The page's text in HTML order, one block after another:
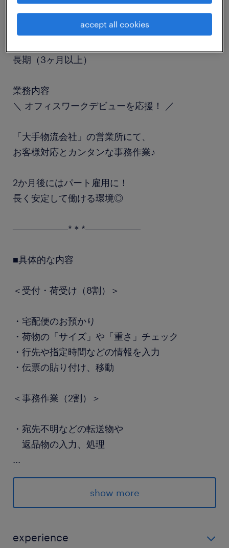
一般事務・OA事務
長期（3ヶ月以上）
業務内容
＼ オフィスワークデビューを応援！ ／
「大手物流会社」の営業所にて、
お客様対応とカンタンな事務作業♪
2か月後にはパート雇用に！
長く安定して働ける環境◎
――――――*＊*――――――
■具体的な内容
＜受付・荷受け（8割）＞
・宅配便のお預かり
・荷物の「サイズ」や「重さ」チェック
・行先や指定時間などの情報を入力
・伝票の貼り付け、移動
＜事務作業（2割）＞
・宛先不明などの転送物や
返品物の入力、処理
...
――――――*＊*――――――
扱うのは日々の宅配物！
専用のハンディ端末を使うので、
show more
experience
accept all cookies